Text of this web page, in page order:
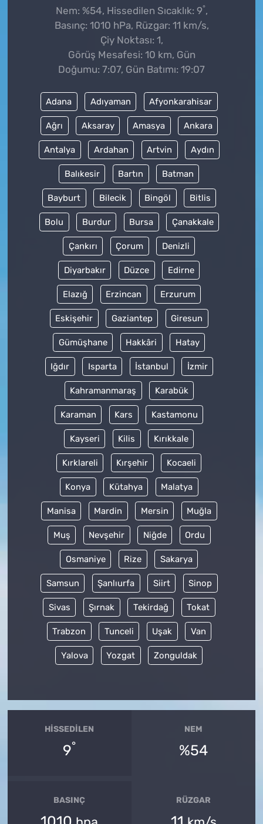
Nem: %54, Hissedilen Sıcaklık: 9°,
Basınç: 1010 hPa, Rüzgar: 11 km/s,
Çiy Noktası: 1,
Görüş Mesafesi: 10 km, Gün
Doğumu: 7:07, Gün Batımı: 19:07
Adana Adıyaman Afyonkarahisar
Ağrı Aksaray Amasya Ankara
Antalya Ardahan Artvin Aydın
Balıkesir Bartın Batman
Bayburt Bilecik Bingöl Bitlis
Bolu Burdur Bursa Çanakkale
Çankırı Çorum Denizli
Diyarbakır Düzce Edirne
Elazığ Erzincan Erzurum
Eskişehir Gaziantep Giresun
Gümüşhane Hakkâri Hatay
Iğdır Isparta İstanbul İzmir
Kahramanmaraş Karabük
Karaman Kars Kastamonu
Kayseri Kilis Kırıkkale
Kırklareli Kırşehir Kocaeli
Konya Kütahya Malatya
Manisa Mardin Mersin Muğla
Muş Nevşehir Niğde Ordu
Osmaniye Rize Sakarya
Samsun Şanlıurfa Siirt Sinop
Sivas Şırnak Tekirdağ Tokat
Trabzon Tunceli Uşak Van
Yalova Yozgat Zonguldak
HISSEDILEN
9°
NEM
%54
BASINÇ RÜZGAR